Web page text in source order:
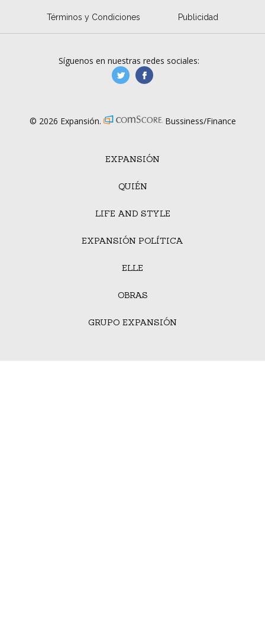
Términos y Condiciones Publicidad
EXPANSIÓN
QUIÉN
LIFE AND STYLE
EXPANSIÓN POLÍTICA
ELLE
OBRAS
GRUPO EXPANSIÓN
Síguenos en nuestras redes sociales:
manufacturaGE
© 2026 Expansión. Bussiness/Finance